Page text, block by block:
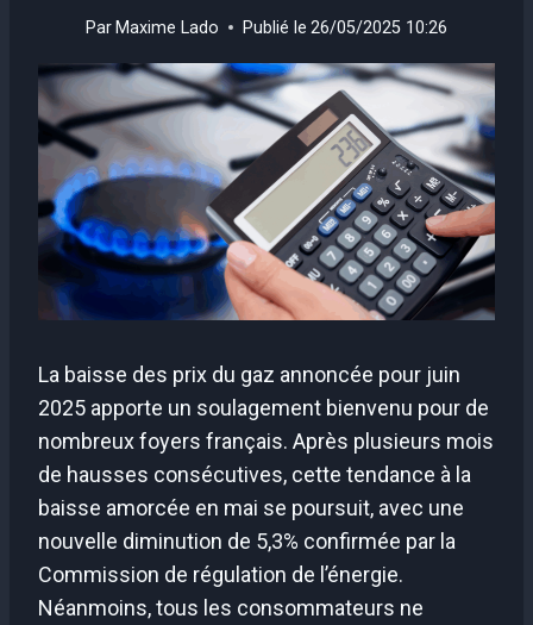
Par Maxime Lado Publié le 26/05/2025 10:26
La baisse des prix du gaz annoncée pour juin
2025 apporte un soulagement bienvenu pour de
nombreux foyers français. Après plusieurs mois
de hausses consécutives, cette tendance à la
baisse amorcée en mai se poursuit, avec une
nouvelle diminution de 5,3% confirmée par la
Commission de régulation de l’énergie.
Néanmoins, tous les consommateurs ne